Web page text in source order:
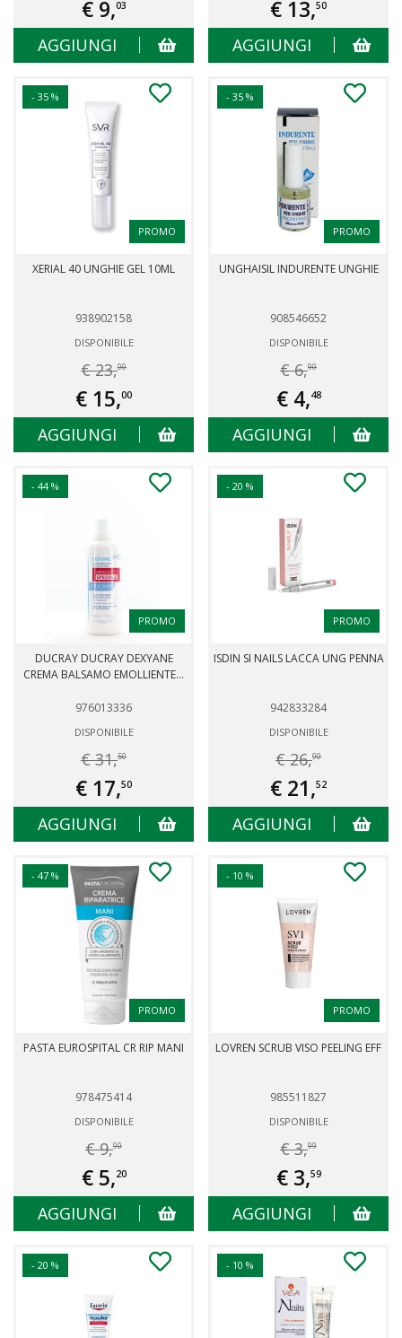
€ 9,03
AGGIUNGI
€ 13,50
AGGIUNGI
- 35 %
PROMO
XERIAL 40 UNGHIE GEL 10ML
938902158
DISPONIBILE
€ 23,00
€ 15,00
AGGIUNGI
- 35 %
PROMO
UNGHAISIL INDURENTE UNGHIE
908546652
DISPONIBILE
€ 6,90
€ 4,48
AGGIUNGI
- 44 %
PROMO
DUCRAY DUCRAY DEXYANE
CREMA BALSAMO EMOLLIENTE...
976013336
DISPONIBILE
€ 31,50
€ 17,50
AGGIUNGI
- 20 %
PROMO
ISDIN SI NAILS LACCA UNG PENNA
942833284
DISPONIBILE
€ 26,90
€ 21,52
AGGIUNGI
- 47 %
PROMO
PASTA EUROSPITAL CR RIP MANI
978475414
DISPONIBILE
€ 9,90
€ 5,20
AGGIUNGI
- 10 %
PROMO
LOVREN SCRUB VISO PEELING EFF
985511827
DISPONIBILE
€ 3,99
€ 3,59
AGGIUNGI
- 20 % - 10 %